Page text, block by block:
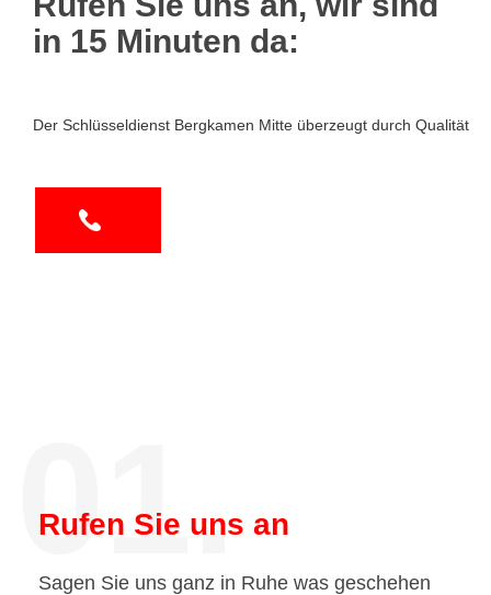
in 15 Minuten da:
Der Schlüsseldienst Bergkamen Mitte überzeugt durch Qualität
01.
Rufen Sie uns an
Sagen Sie uns ganz in Ruhe was geschehen